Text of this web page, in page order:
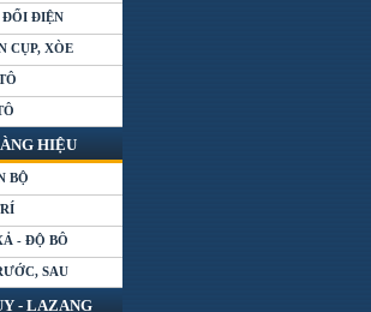
ĐỔI ĐIỆN
CỤP, XÒE
HIỆU
BỘ
- ĐỘ BÔ
SAU
- LAZANG